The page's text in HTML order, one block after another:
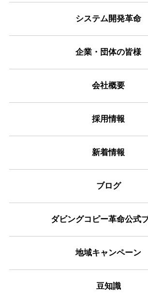
システム開発革命
企業・団体の皆様
会社概要
採用情報
新着情報
ブログ
ダビングコピー革命公式
地域キャンペーン
豆知識